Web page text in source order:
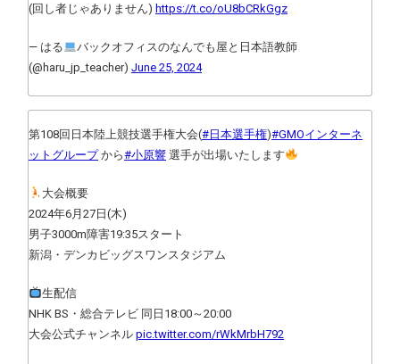
(回し者じゃありません) https://t.co/oU8bCRkGgz
— はる
バックオフィスのなんでも屋と日本語教師
(@haru_jp_teacher) June 25, 2024
第108回日本陸上競技選手権大会(#日本選手権)#GMOインターネ
ットグループから#小原響 選手が出場いたします
大会概要
2024年6月27日(木)
男子3000m障害19:35スタート
新潟・デンカビッグスワンスタジアム
生配信
NHK BS・総合テレビ 同日18:00～20:00
大会公式チャンネル pic.twitter.com/rWkMrbH792